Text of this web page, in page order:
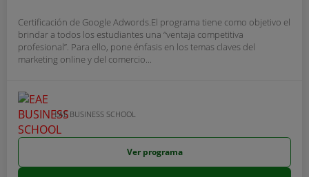
Certificación de Google Adwords.El programa tiene como objetivo el
brindar a todos los estudiantes una “ventaja competitiva
profesional”. Para ello, pone énfasis en los temas claves del
marketing online y del comercio...
EAE BUSINESS SCHOOL
Ver programa